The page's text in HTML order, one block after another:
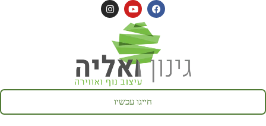
חייגו עכשיו